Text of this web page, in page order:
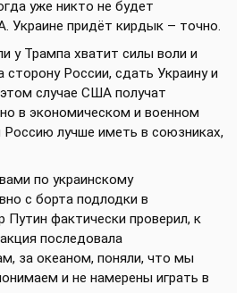
уже никто не будет
Украине придёт кирдык – точно.
у Трампа хватит силы воли и
России, сдать Украину и
случае США получат
в экономическом и военном
лучше иметь в союзниках,
по украинскому
с борта подлодки в
фактически проверил, к
последовала
за океаном, поняли, что мы
и не намерены играть в